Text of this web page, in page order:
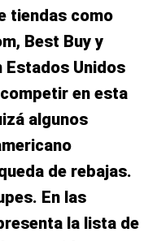
tiendas como
Best Buy y
Unidos
en esta
algunos
de rebajas.
En las
la lista de